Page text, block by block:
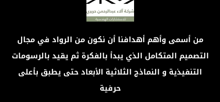
من أسمى وأهم أهدافنا أن نكون من الرواد في مجال
التصميم المتكامل الذي يبدأ بالفكرة ثم يقيد بالرسومات
التنفيذية و النماذج الثلاثية الأبعاد حتى يطبق بأعلى
حرفية